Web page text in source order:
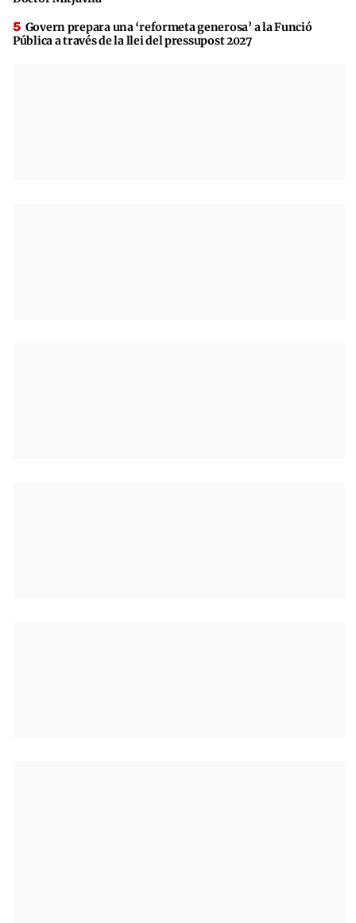
Govern prepara una ‘reformeta generosa’ a la Funció
Pública a través de la llei del pressupost 2027